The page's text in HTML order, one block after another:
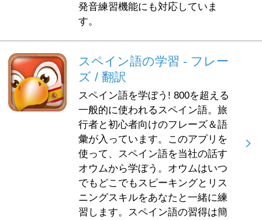
発音練習機能にも対応していま
す。
スペイン語の学習 - フレー
ズ / 翻訳
スペイン語を学ぼう! 800を超える
一般的に使われるスペイン語。旅
行者と初心者向けのフレーズ＆語
彙が入っています。このアプリを
使って、スペイン語を当社の話す
オウムから学ぼう。オウムはいつ
でもどこでもスピーキングとリス
ニングスキルをあなたと一緒に練
習します。スペイン語の習得は簡